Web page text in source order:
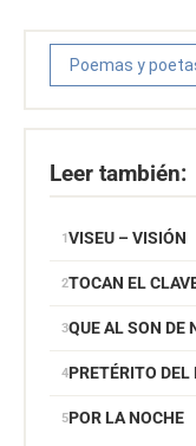
Poemas y
Leer también:
VISEU – VISIÓN
TOCAN EL
QUE AL SON DE
PRETÉRITO DEL
POR LA NOCHE